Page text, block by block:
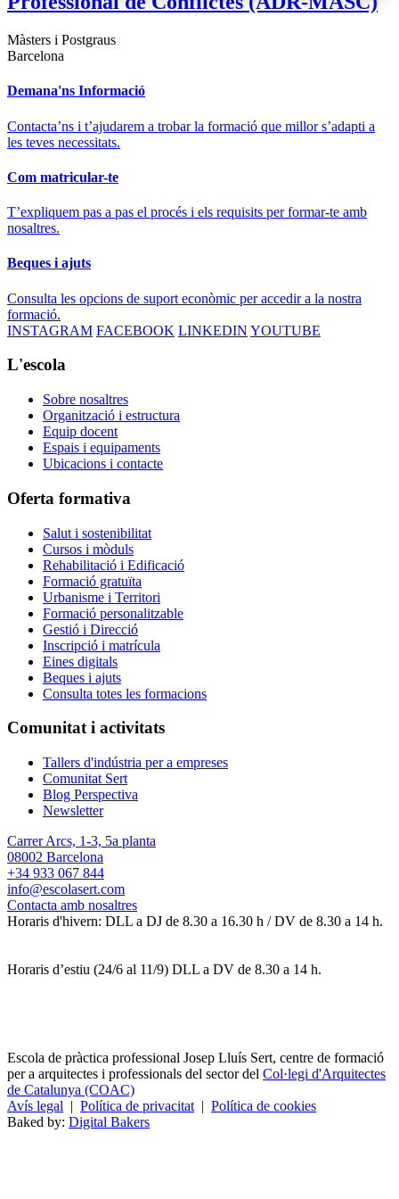
Màsters i Postgraus
Barcelona
Demana'ns Informació
Contacta’ns i t’ajudarem a trobar la formació que millor s’adapti a
les teves necessitats.
Com matricular-te
T’expliquem pas a pas el procés i els requisits per formar-te amb
nosaltres.
Beques i ajuts
Consulta les opcions de suport econòmic per accedir a la nostra
formació.
INSTAGRAM FACEBOOK LINKEDIN YOUTUBE
L'escola
Sobre nosaltres
Organització i estructura
Equip docent
Espais i equipaments
Ubicacions i contacte
Oferta formativa
Salut i sostenibilitat
Cursos i mòduls
Rehabilitació i Edificació
Formació gratuïta
Urbanisme i Territori
Formació personalitzable
Gestió i Direcció
Inscripció i matrícula
Eines digitals
Beques i ajuts
Consulta totes les formacions
Comunitat i activitats
Tallers d'indústria per a empreses
Comunitat Sert
Blog Perspectiva
Newsletter
Carrer Arcs, 1-3, 5a planta
08002 Barcelona
+34 933 067 844
info@escolasert.com
Contacta amb nosaltres
Horaris d'hivern: DLL a DJ de 8.30 a 16.30 h / DV de 8.30 a 14 h.
Horaris d’estiu (24/6 al 11/9) DLL a DV de 8.30 a 14 h.
Escola de pràctica professional Josep Lluís Sert, centre de formació
per a arquitectes i professionals del sector del Col·legi d'Arquitectes
de Catalunya (COAC)
Avís legal | Política de privacitat | Política de cookies
Baked by: Digital Bakers